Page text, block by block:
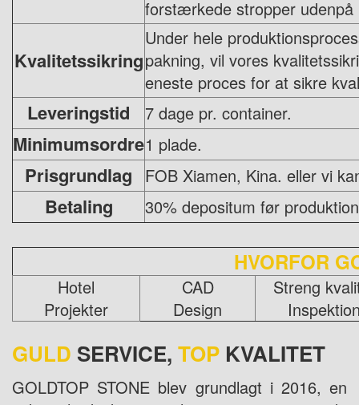
forstærkede stropper udenpå
Kvalitetssikring
Under hele
pakning, vil vores
eneste proces for at sikre
Leveringstid 7 dage pr. container.
Minimumsordre1 plade.
Prisgrundlag FOB Xiamen, Kina. eller vi
Betaling 30% depositum før
HVORFOR
Hotel
Projekter
CAD
Design
Streng
GULD SERVICE, TOP KVALITET
GOLDTOP STONE blev grundlagt i 2016, en